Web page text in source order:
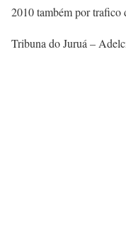
2010 também por trafico
Tribuna do Juruá –